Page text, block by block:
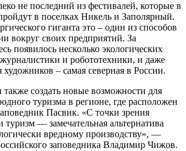
не последний из фестивалей, которые в
в поселках Никель и Заполярный.
гиганта это – один из способов
вокруг своих предприятий. За
появилось несколько экологических
и робототехники, и даже
художников – самая северная в России.
также создать новые возможности для
туризма в регионе, где расположен
Пасвик. «С точки зрения
— замечательная альтернатива
вредному производству», —
заповедника Владимир Чижов.